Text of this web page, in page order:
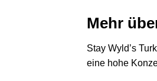
Mehr
Stay Wyld’s
eine hohe